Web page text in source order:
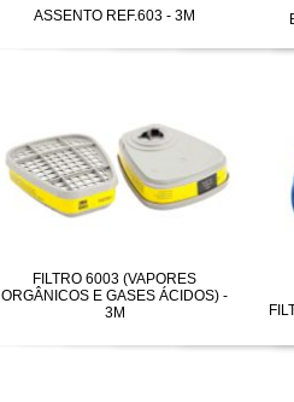
ASSENTO REF.603 - 3M
FILTRO 6003 (VAPORES
ORGÂNICOS E GASES ÁCIDOS) -
3M